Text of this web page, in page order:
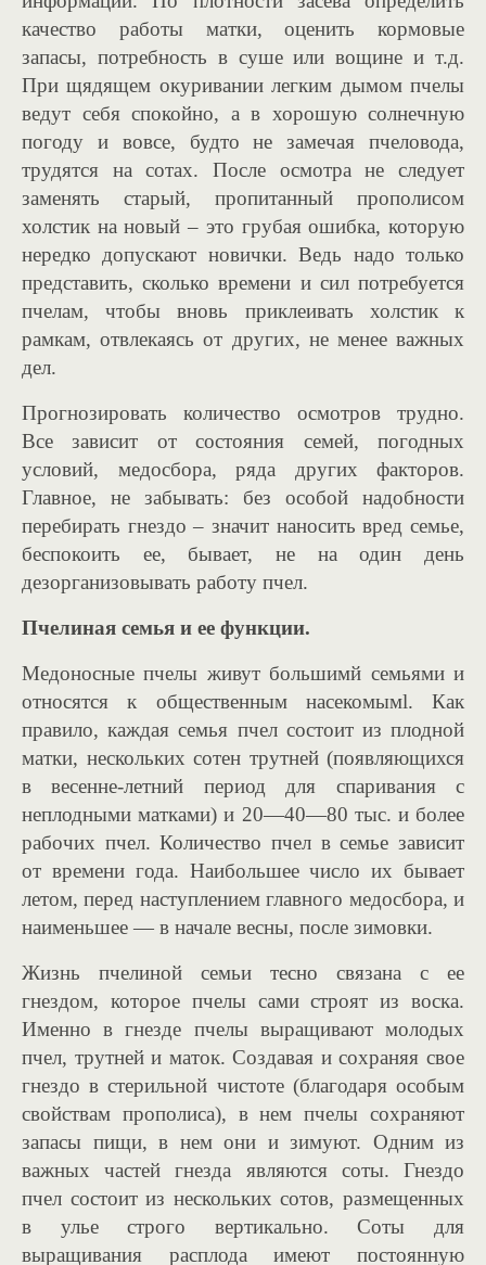
качество работы матки, оценить кормовые
запасы, потребность в суше или вощине и т.д.
При щядящем окуривании легким дымом пчелы
ведут себя спокойно, а в хорошую солнечную
погоду и вовсе, будто не замечая пчеловода,
трудятся на сотах. После осмотра не следует
заменять старый, пропитанный прополисом
холстик на новый – это грубая ошибка, которую
нередко допускают новички. Ведь надо только
представить, сколько времени и сил потребуется
пчелам, чтобы вновь приклеивать холстик к
рамкам, отвлекаясь от других, не менее важных
дел.
Прогнозировать количество осмотров трудно.
Все зависит от состояния семей, погодных
условий, медосбора, ряда других факторов.
Главное, не забывать: без особой надобности
перебирать гнездо – значит наносить вред семье,
беспокоить ее, бывает, не на один день
дезорганизовывать работу пчел.
Пчелиная семья и ее функции.
Медоносные пчелы живут большимй семьями и
относятся к общественным насекомымl. Как
правило, каждая семья пчел состоит из плодной
матки, нескольких сотен трутней (появляющихся
в весенне-летний период для спаривания с
неплодными матками) и 20—40—80 тыс. и более
рабочих пчел. Количество пчел в семье зависит
от времени года. Наибольшее число их бывает
летом, перед настyплением главного медосбора, и
наименьшее — в начале весны, после зимовки.
Жизнь пчелиной семьи тесно связана с ее
гнездом, которое пчелы сами строят из воска.
Именно в гнезде пчелы выращивают молодых
пчел, трутней и маток. Создавая и сохраняя свое
гнездо в стерильной чистоте (благодаря особым
свойствам прополиса), в нем пчелы сохраняют
запасы пищи, в нем они и зимyют. Одним из
важных частей гнезда являются соты. Гнездо
пчел состоит из нескольких сотов, размещенных
в улье строго вертикально. Соты для
выращивания расплода имеют постоянную